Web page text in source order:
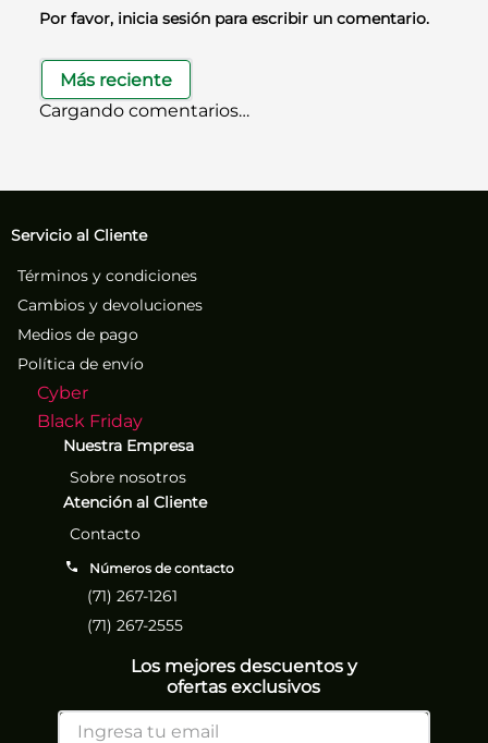
Por favor, inicia sesión para escribir un comentario.
Más reciente
Cargando comentarios…
Servicio al Cliente
Términos y condiciones
Cambios y devoluciones
Medios de pago
Política de envío
Cyber
Black Friday
Nuestra Empresa
Sobre nosotros
Atención al Cliente
Contacto
Números de contacto
(71) 267-1261
(71) 267-2555
Los mejores descuentos y
ofertas exclusivos